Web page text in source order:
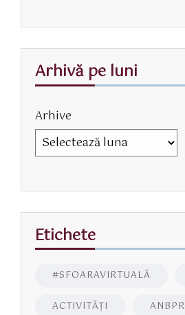
Arhivă pe luni
Arhive
Etichete
#SFOARAVIRTUALĂ
ACTIVITĂŢI ANBPR